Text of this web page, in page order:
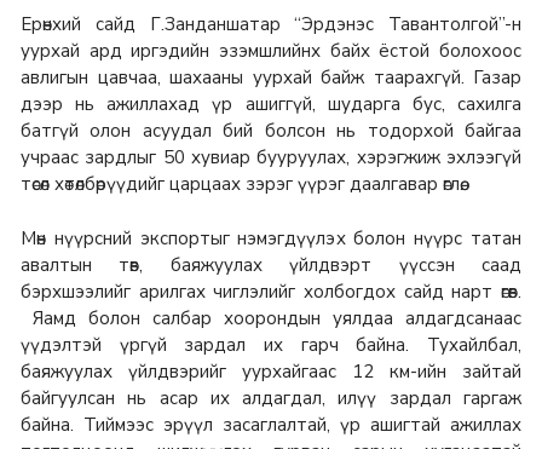
Ерөнхий сайд Г.Занданшатар “Эрдэнэс Тавантолгой”-н
уурхай ард иргэдийн эзэмшлийнх байх ёстой болохоос
авлигын цавчаа, шахааны уурхай байж таарахгүй. Газар
дээр нь ажиллахад үр ашиггүй, шударга бус, сахилга
батгүй олон асуудал бий болсон нь тодорхой байгаа
учраас зардлыг 50 хувиар бууруулах, хэрэгжиж эхлээгүй
төсөл хөтөлбөрүүдийг царцаах зэрэг үүрэг даалгавар өглөө.
Мөн нүүрсний экспортыг нэмэгдүүлэх болон нүүрс татан
авалтын төв, баяжуулах үйлдвэрт үүссэн саад
бэрхшээлийг арилгах чиглэлийг холбогдох сайд нарт өгөв.
Яамд болон салбар хоорондын уялдаа алдагдсанаас
үүдэлтэй үргүй зардал их гарч байна. Тухайлбал,
баяжуулах үйлдвэрийг уурхайгаас 12 км-ийн зайтай
байгуулсан нь асар их алдагдал, илүү зардал гаргаж
байна. Тиймээс эрүүл засаглалтай, үр ашигтай ажиллах